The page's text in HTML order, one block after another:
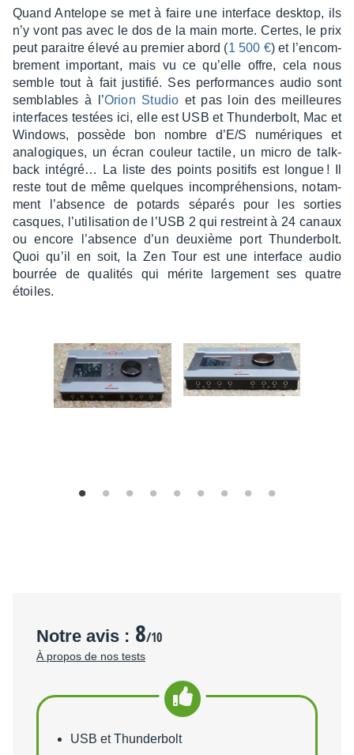
Quand Ante­lope se met à faire une inter­face desk­top, ils
n’y vont pas avec le dos de la main morte. Certes, le prix
peut paraitre élevé au premier abord (1 500 €) et l’en­com­
bre­ment impor­tant, mais vu ce qu’elle offre, cela nous
semble tout à fait justi­fié. Ses perfor­mances audio sont
semblables à l’Orion Studio et pas loin des meilleures
inter­faces testées ici, elle est USB et Thun­der­bolt, Mac et
Windows, possède bon nombre d’E/S numé­riques et
analo­giques, un écran couleur tactile, un micro de talk­
back inté­gré… La liste des points posi­tifs est longue ! Il
reste tout de même quelques incom­pré­hen­sions, notam­
ment l’ab­sence de potards sépa­rés pour les sorties
casques, l’uti­li­sa­tion de l’USB 2 qui restreint à 24 canaux
ou encore l’ab­sence d’un deuxième port Thun­der­bolt.
Quoi qu’il en soit, la Zen Tour est une inter­face audio
bour­rée de quali­tés qui mérite large­ment ses quatre
étoiles.
Notre avis : 8/10
À propos de nos tests
Points forts
USB et Thunderbolt